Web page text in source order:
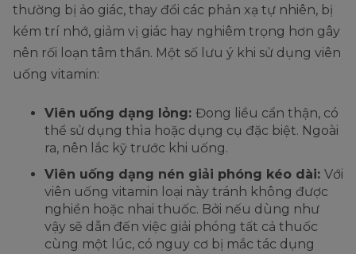
thường bị ảo giác, thay đổi các phản xạ tự nhiên, bị
kém trí nhớ, giảm vị giác hay nghiêm trọng hơn gây
nên rối loạn tâm thần. Một số lưu ý khi sử dụng viên
uống vitamin:
Viên uống dạng lỏng: Đong liều cẩn thận, có
thể sử dụng thìa hoặc dụng cụ đặc biệt. Ngoài
ra, nên lắc kỹ trước khi uống.
Viên uống dạng nén giải phóng kéo dài: Với
viên uống vitamin loại này tránh không được
nghiền hoặc nhai thuốc. Bởi nếu dùng như
vậy sẽ dẫn đến việc giải phóng tất cả thuốc
cùng một lúc, có nguy cơ bị mắc tác dụng